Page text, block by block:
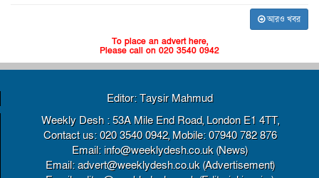
আরও খবর
To place an advert here,
Please call on 020 3540 0942
Editor: Taysir Mahmud
Weekly Desh : 53A Mile End Road, London E1 4TT,
Contact us: 020 3540 0942, Mobile: 07940 782 876
Email: info@weeklydesh.co.uk (News)
Email: advert@weeklydesh.co.uk (Advertisement)